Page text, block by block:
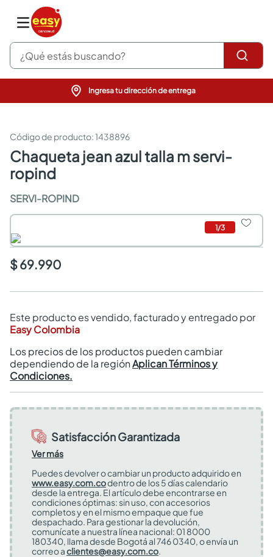
¿Qué estás buscando?
Ingresa tu dirección de entrega
:1438896
chaqueta jean azul talla m servi-
ropind
SERVI-ROPIND
1/3
$ 69.990
Este producto es vendido, facturado y entregado por
Easy Colombia
Los precios de los productos pueden cambiar
dependiendo de la regiónAplican Términos y
Condiciones.
Satisfacción Garantizada
Ver más
Puedes devolver o cambiar un producto adquirido en
www.easy.com.codentro de los 5 días calendario
desde la entrega. El artículo debe encontrarse en
condiciones óptimas: sin uso, con accesorios
completos y en el mismo empaque que fue
despachado. Para gestionar la devolución,
comunícate a nuestra línea nacional: 01 8000
180340, llama desde Bogotá al 746 0340, o envía un
correo aclientes@easy.com.co.
pinturas
sanitarios
comedor
escritorio
armarios closet
comedores